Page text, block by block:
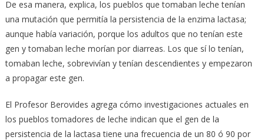
De esa manera, explica, los pueblos que tomaban leche tenían
una mutación que permitía la persistencia de la enzima lactasa;
aunque había variación, porque los adultos que no tenían este
gen y tomaban leche morían por diarreas. Los que sí lo tenían,
tomaban leche, sobrevivían y tenían descendientes y empezaron
a propagar este gen.
El Profesor Berovides agrega cómo investigaciones actuales en
los pueblos tomadores de leche indican que el gen de la
persistencia de la lactasa tiene una frecuencia de un 80 ó 90 por